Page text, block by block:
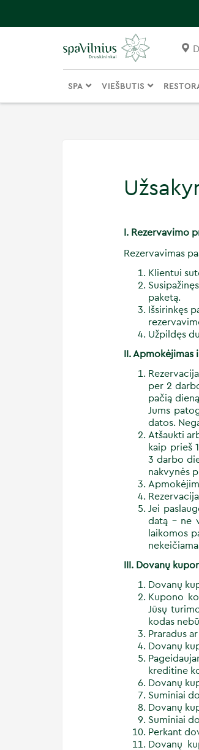
SPA VIEŠBUTIS
I. Rezervavimo
Rezervavimas
Klientui
paketą.
Išsirinkęs
Užpildęs
II.
per 2
pačią
Jums
datos.
Atšaukti
kaip prieš
3 darbo
nakvynės
Jei
datą - ne
laikomos
III. Dovanų
Dovanų
Kupono
Jūsų
kodas
Praradus
Dovanų
kreditine
Dovanų
Suminiai
Dovanų
Suminiai
Perkant
Dovanų